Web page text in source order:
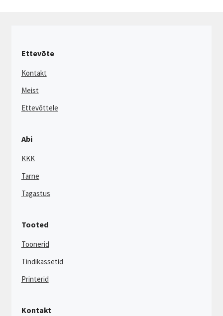
Ettevõte
Kontakt
Meist
Ettevõttele
Abi
KKK
Tarne
Tagastus
Tooted
Toonerid
Tindikassetid
Printerid
Kontakt